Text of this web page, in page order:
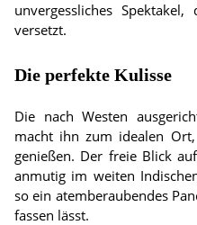
unvergessliches
versetzt.
Die perfekte Kulisse
Die nach Westen
macht ihn zum idealen
genießen. Der freie Blick
anmutig im weiten
so ein atemberaubendes
fassen lässt.